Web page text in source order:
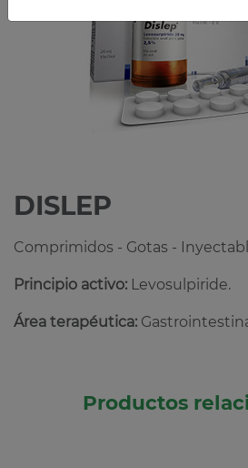
DISLEP
Comprimidos - Gotas -
Principio activo: Levosulpiride.
Área terapéutica:
Productos